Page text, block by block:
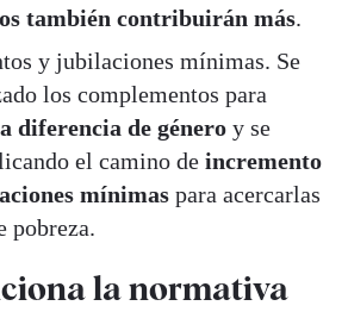
también contribuirán más.
y jubilaciones mínimas. Se
los complementos para
diferencia de género y se
el camino de incremento
mínimas para acercarlas
pobreza.
la normativa